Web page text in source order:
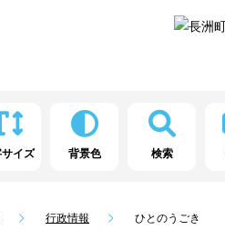
イズ 背景色 検索
行政情報 ひとのうごき